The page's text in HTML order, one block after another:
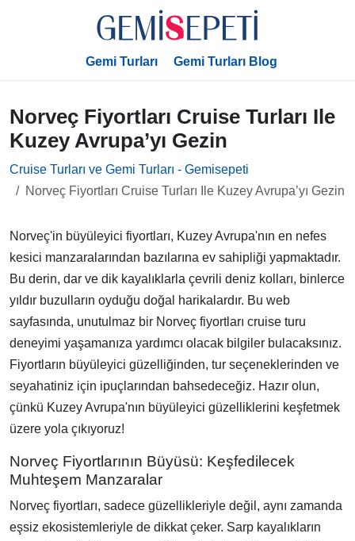
Gemi Turları Gemi Turları Blog
Norveç Fiyortları Cruise Turları Ile
Kuzey Avrupa’yı Gezin
Cruise Turları ve Gemi Turları - Gemisepeti
Norveç Fiyortları Cruise Turları Ile Kuzey Avrupa’yı Gezin
Norveç'in büyüleyici fiyortları, Kuzey Avrupa'nın en nefes
kesici manzaralarından bazılarına ev sahipliği yapmaktadır.
Bu derin, dar ve dik kayalıklarla çevrili deniz kolları, binlerce
yıldır buzulların oyduğu doğal harikalardır. Bu web
sayfasında, unutulmaz bir Norveç fiyortları cruise turu
deneyimi yaşamanıza yardımcı olacak bilgiler bulacaksınız.
Fiyortların büyüleyici güzelliğinden, tur seçeneklerinden ve
seyahatiniz için ipuçlarından bahsedeceğiz. Hazır olun,
çünkü Kuzey Avrupa'nın büyüleyici güzelliklerini keşfetmek
üzere yola çıkıyoruz!
Norveç Fiyortlarının Büyüsü: Keşfedilecek
Muhteşem Manzaralar
Norveç fiyortları, sadece güzellikleriyle değil, aynı zamanda
eşsiz ekosistemleriyle de dikkat çeker. Sarp kayalıkların